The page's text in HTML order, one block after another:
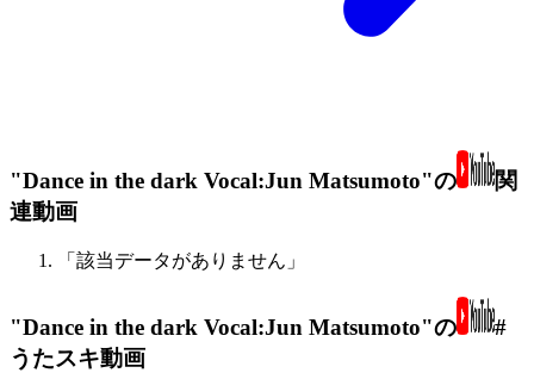
"Dance in the dark Vocal:Jun Matsumoto"の
関
連動画
「該当データがありません」
"Dance in the dark Vocal:Jun Matsumoto"の
#
うたスキ動画